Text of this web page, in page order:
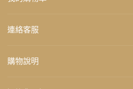
連絡客服
購物說明